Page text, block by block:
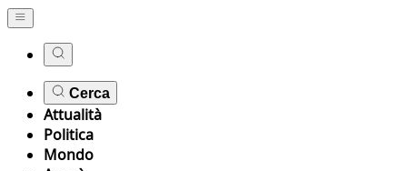
Cerca
Attualità
Politica
Mondo